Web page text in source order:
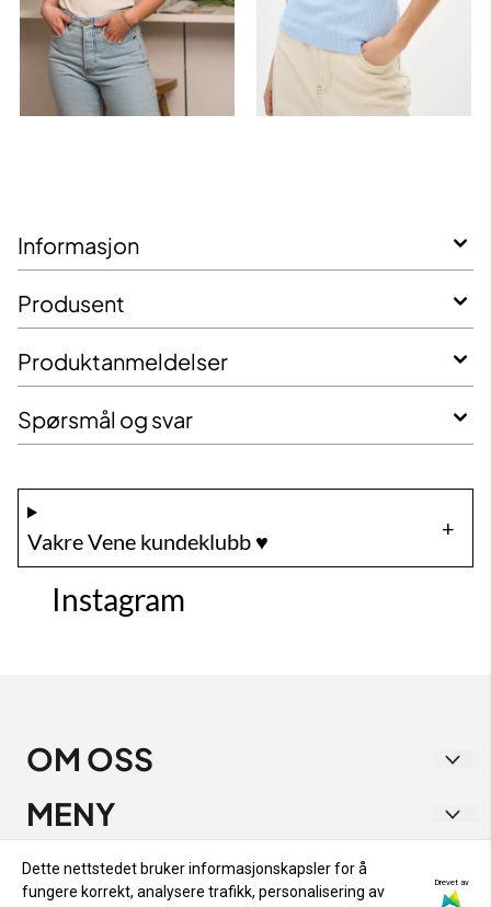
Informasjon
Produsent
Produktanmeldelser
Spørsmål og svar
Vakre Vene kundeklubb ♥️
Instagram
OM OSS
Vakre Vene
Strandgata 1
MENY
PERSONVERN
INFO
Dette nettstedet bruker informasjonskapsler for å
fungere korrekt, analysere trafikk, personalisering av
Drevet av